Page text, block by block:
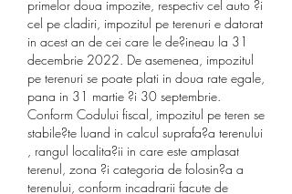
primelor doua impozite, respectiv cel auto ?i
cel pe cladiri, impozitul pe terenuri e datorat
in acest an de cei care le de?ineau la 31
decembrie 2022. De asemenea, impozitul
pe terenuri se poate plati in doua rate egale,
pana in 31 martie ?i 30 septembrie.
Conform Codului fiscal, impozitul pe teren se
stabile?te luand in calcul suprafa?a terenului
, rangul localita?ii in care este amplasat
terenul, zona ?i categoria de folosin?a a
terenului, conform incadrarii facute de